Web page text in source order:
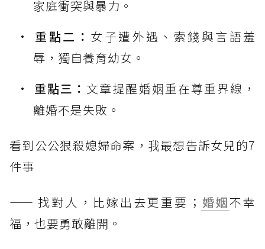
家庭衝突與暴力。
重點二： 女子遭外遇、索錢與言語羞
辱，獨自養育幼女。
重點三： 文章提醒婚姻重在尊重界線，
離婚不是失敗。
看到公公狠殺媳婦命案，我最想告訴女兒的7
件事
—— 找對人，比嫁出去更重要； 婚姻不幸
福，也要勇敢離開。